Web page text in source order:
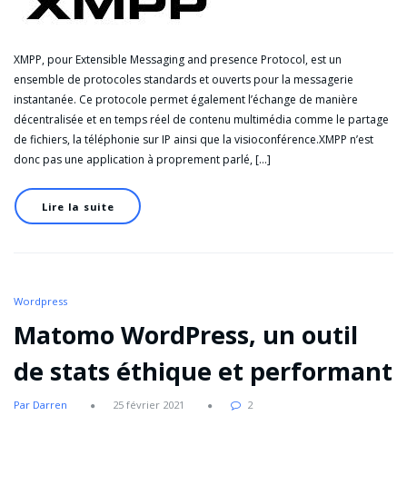
XMPP, pour Extensible Messaging and presence Protocol, est un
ensemble de protocoles standards et ouverts pour la messagerie
instantanée. Ce protocole permet également l’échange de manière
décentralisée et en temps réel de contenu multimédia comme le partage
de fichiers, la téléphonie sur IP ainsi que la visioconférence.XMPP n’est
donc pas une application à proprement parlé, […]
Lire la suite
Wordpress
Matomo WordPress, un outil
de stats éthique et performant
Par Darren 25 février 2021 2